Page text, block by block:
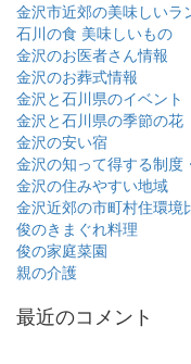
金沢市近郊の美味しいラ
石川の食 美味しいもの
金沢のお医者さん情報
金沢のお葬式情報
金沢と石川県のイベント
金沢と石川県の季節の花
金沢の安い宿
金沢の知って得する制度
金沢の住みやすい地域
金沢近郊の市町村住環境
俊のきまぐれ料理
俊の家庭菜園
親の介護
最近のコメント